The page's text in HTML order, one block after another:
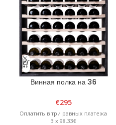
Винная полка на 36
€295
Оплатить в три равных платежа
3 x 98.33€